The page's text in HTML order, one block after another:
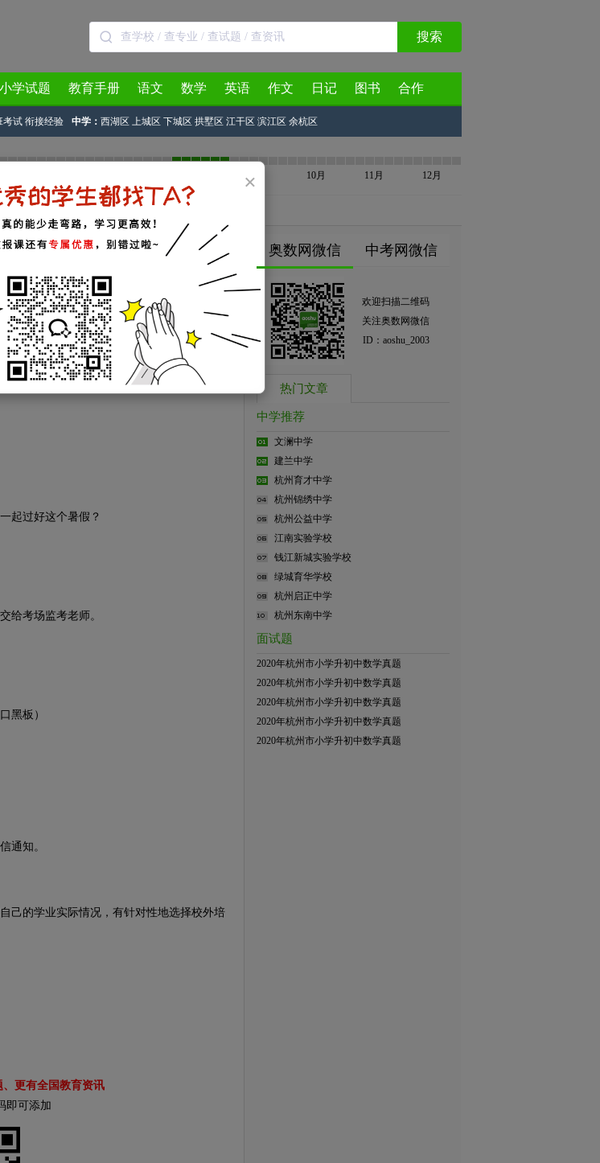
×
搜索
小学试题 教育手册 语文 数学 英语 作文 日记 图书 合作
考试 衔接经验 中学： 西湖区 上城区 下城区 拱墅区 江干区 滨江区 余杭区
9月 10月 11月 12月
安排
起过好这个暑假？
考场监考老师。
黑板）
通知。
的学业实际情况，有针对性地选择校外培
更有全国教育资讯
即可添加
奥数网微信 中考网微信
欢迎扫描二维码
关注奥数网微信
ID：aoshu_2003
热门文章
中学推荐
文澜中学
建兰中学
杭州育才中学
杭州锦绣中学
杭州公益中学
江南实验学校
钱江新城实验学校
绿城育华学校
杭州启正中学
杭州东南中学
面试题
2020年杭州市小学升初中数学真题
2020年杭州市小学升初中数学真题
2020年杭州市小学升初中数学真题
2020年杭州市小学升初中数学真题
2020年杭州市小学升初中数学真题